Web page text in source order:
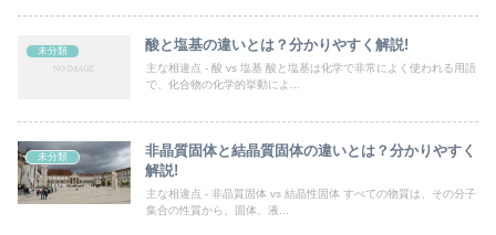
未分類 酸と塩基の違いとは？分かりやすく解説!
主な相違点 - 酸 vs 塩基 酸と塩基は化学で非常によく使われる用語
で、化合物の化学的挙動によ...
未分類
非晶質固体と結晶質固体の違いとは？分かりやすく
解説!
主な相違点 - 非晶質固体 vs 結晶性固体 すべての物質は、その分子
集合の性質から、固体、液...